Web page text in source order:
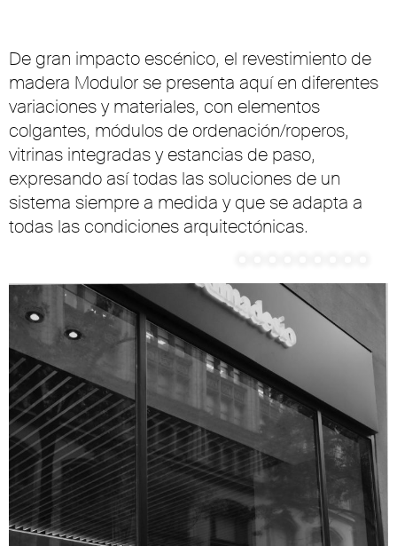
De gran impacto escénico, el revestimiento de
madera Modulor se presenta aquí en diferentes
variaciones y materiales, con elementos
colgantes, módulos de ordenación/roperos,
vitrinas integradas y estancias de paso,
expresando así todas las soluciones de un
sistema siempre a medida y que se adapta a
todas las condiciones arquitectónicas.